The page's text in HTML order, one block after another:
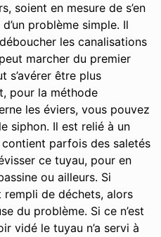
soient en mesure de s’en
problème simple. Il
les canalisations
marcher du premier
s’avérer être plus
pour la méthode
les éviers, vous pouvez
siphon. Il est relié à un
contient parfois des saletés
ce tuyau, pour en
ou ailleurs. Si
de déchets, alors
du problème. Si ce n’est
vidé le tuyau n’a servi à